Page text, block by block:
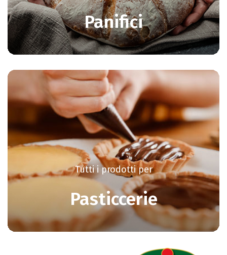
Panifici
Tutti i prodotti per
Pasticcerie